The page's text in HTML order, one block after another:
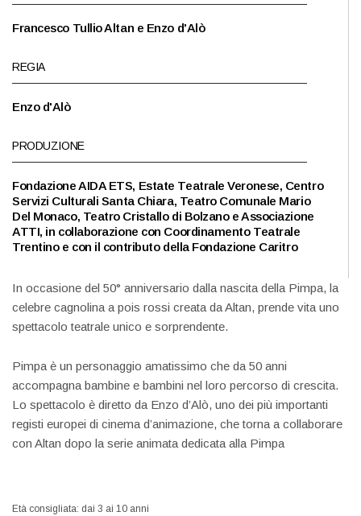
Francesco Tullio Altan e Enzo d'Alò
REGIA
Enzo d'Alò
PRODUZIONE
Fondazione AIDA ETS, Estate Teatrale Veronese, Centro
Servizi Culturali Santa Chiara, Teatro Comunale Mario
Del Monaco, Teatro Cristallo di Bolzano e Associazione
ATTI, in collaborazione con Coordinamento Teatrale
Trentino e con il contributo della Fondazione Caritro
In occasione del 50° anniversario dalla nascita della Pimpa, la
celebre cagnolina a pois rossi creata da Altan, prende vita uno
spettacolo teatrale unico e sorprendente.
Pimpa è un personaggio amatissimo che da 50 anni
accompagna bambine e bambini nel loro percorso di crescita.
Lo spettacolo è diretto da Enzo d’Alò, uno dei più importanti
registi europei di cinema d’animazione, che torna a collaborare
con Altan dopo la serie animata dedicata alla Pimpa
Età consigliata: dai 3 ai 10 anni